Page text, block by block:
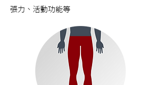
張力、活動功能等